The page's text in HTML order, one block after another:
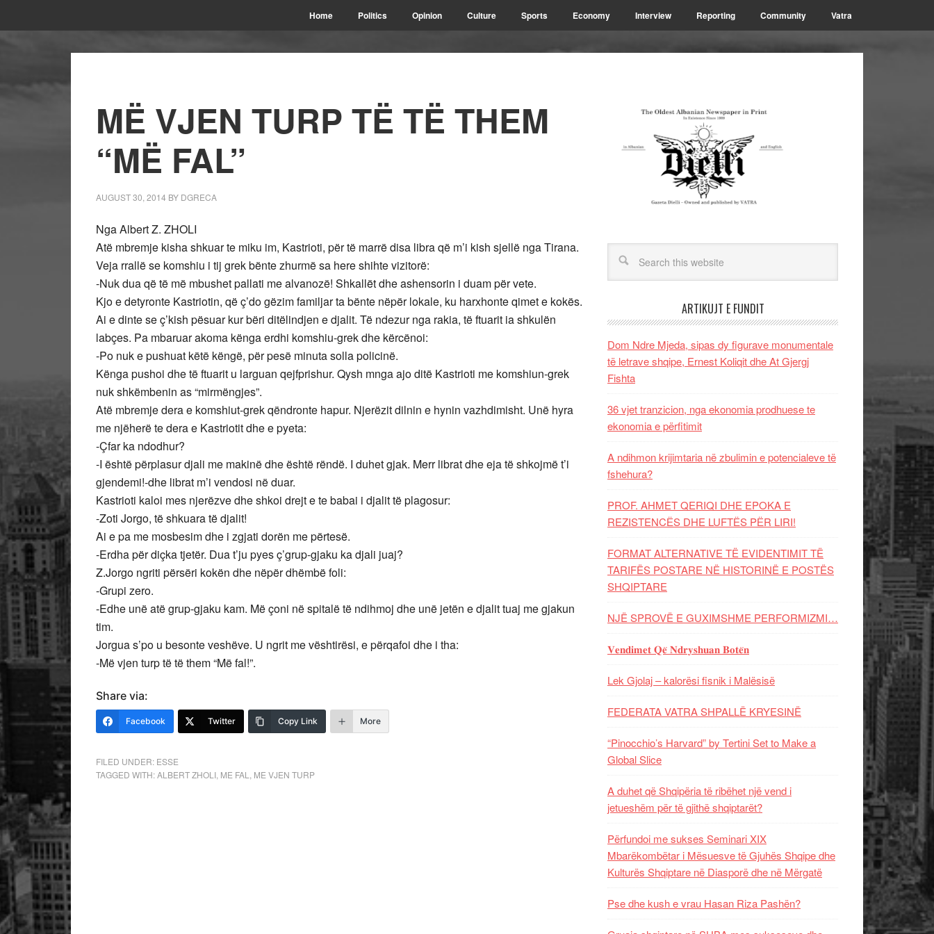
Home Politics Opinion Culture Sports Economy Interview Reporting Community Vatra
MË VJEN TURP TË TË THEM
“MË FAL”
AUGUST 30, 2014 BY DGRECA
Nga Albert Z. ZHOLI
Atë mbremje kisha shkuar te miku im, Kastrioti, për të marrë disa libra që m’i kish sjellë nga Tirana.
Veja rrallë se komshiu i tij grek bënte zhurmë sa here shihte vizitorë:
-Nuk dua që të më mbushet pallati me alvanozë! Shkallët dhe ashensorin i duam për vete.
Kjo e detyronte Kastriotin, që ç’do gëzim familjar ta bënte nëpër lokale, ku harxhonte qimet e kokës.
Ai e dinte se ç’kish pësuar kur bëri ditëlindjen e djalit. Të ndezur nga rakia, të ftuarit ia shkulën
labçes. Pa mbaruar akoma kënga erdhi komshiu-grek dhe kërcënoi:
-Po nuk e pushuat këtë këngë, për pesë minuta solla policinë.
Kënga pushoi dhe të ftuarit u larguan qejfprishur. Qysh mnga ajo ditë Kastrioti me komshiun-grek
nuk shkëmbenin as “mirmëngjes”.
Atë mbremje dera e komshiut-grek qëndronte hapur. Njerëzit dilnin e hynin vazhdimisht. Unë hyra
me njëherë te dera e Kastriotit dhe e pyeta:
-Çfar ka ndodhur?
-I është përplasur djali me makinë dhe është rëndë. I duhet gjak. Merr librat dhe eja të shkojmë t’i
gjendemi!-dhe librat m’i vendosi në duar.
Kastrioti kaloi mes njerëzve dhe shkoi drejt e te babai i djalit të plagosur:
-Zoti Jorgo, të shkuara të djalit!
Ai e pa me mosbesim dhe i zgjati dorën me përtesë.
-Erdha për diçka tjetër. Dua t’ju pyes ç’grup-gjaku ka djali juaj?
Z.Jorgo ngriti përsëri kokën dhe nëpër dhëmbë foli:
-Grupi zero.
-Edhe unë atë grup-gjaku kam. Më çoni në spitalë të ndihmoj dhe unë jetën e djalit tuaj me gjakun
tim.
Jorgua s’po u besonte veshëve. U ngrit me vështirësi, e përqafoi dhe i tha:
-Më vjen turp të të them “Më fal!”.
Share via:
Facebook Twitter Copy Link More
FILED UNDER: ESSE
TAGGED WITH:ALBERT ZHOLI ME FAL ME VJEN TURP
ARTIKUJT E FUNDIT
Dom Ndre Mjeda, sipas dy figurave monumentale
të letrave shqipe, Ernest Koliqit dhe At Gjergj
Fishta
36 vjet tranzicion, nga ekonomia prodhuese te
ekonomia e përfitimit
A ndihmon krijimtaria në zbulimin e potencialeve të
fshehura?
PROF. AHMET QERIQI DHE EPOKA E
REZISTENCЁS DHE LUFTЁS PЁR LIRI!
FORMAT ALTERNATIVE TË EVIDENTIMIT TË
TARIFËS POSTARE NË HISTORINË E POSTËS
SHQIPTARE
NJË SPROVË E GUXIMSHME PERFORMIZMI…
𝐕𝐞𝐧𝐝𝐢𝐦𝐞𝐭 𝐐𝐞̈ 𝐍𝐝𝐫𝐲𝐬𝐡𝐮𝐚𝐧 𝐁𝐨𝐭𝐞̈𝐧
Lek Gjolaj – kalorësi fisnik i Malësisë
FEDERATA VATRA SHPALLË KRYESINË
“Pinocchio’s Harvard” by Tertini Set to Make a
Global Slice
A duhet që Shqipëria të ribëhet një vend i
jetueshëm për të gjithë shqiptarët?
Përfundoi me sukses Seminari XIX
Mbarëkombëtar i Mësuesve të Gjuhës Shqipe dhe
Kulturës Shqiptare në Diasporë dhe në Mërgatë
Pse dhe kush e vrau Hasan Riza Pashën?